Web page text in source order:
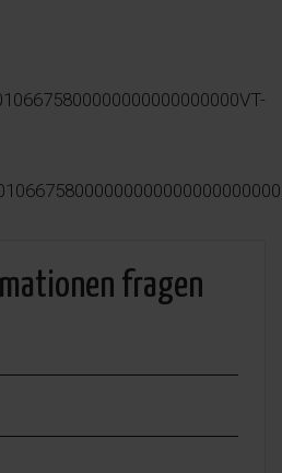
fragen